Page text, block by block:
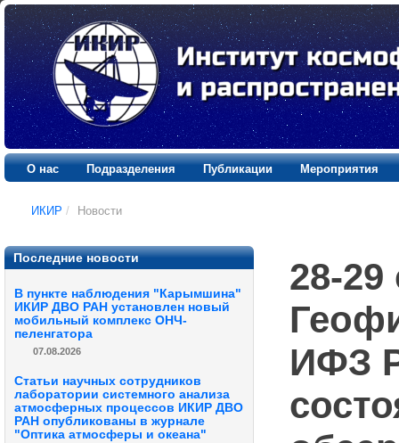
О нас Подразделения Публикации Мероприятия
ИКИР / Новости
Последние новости
В пункте наблюдения "Карымшина"
ИКИР ДВО РАН установлен новый
мобильный комплекс ОНЧ-
пеленгатора
07.08.2026
Статьи научных сотрудников
лаборатории системного анализа
атмосферных процессов ИКИР ДВО
РАН опубликованы в журнале
"Оптика атмосферы и океана"
28-29
ИФЗ